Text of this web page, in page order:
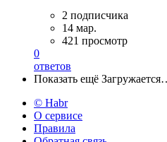
2 подписчика
14 мар.
421 просмотр
0
ответов
Показать ещё
© Habr
О сервисе
Правила